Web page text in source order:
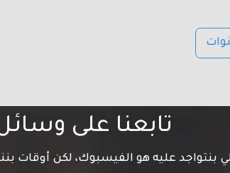
تابعنا على
بنتواجد عليه هو الفيسبوك، لكن أوقات